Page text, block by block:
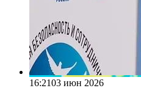
16:2103 июн 2026